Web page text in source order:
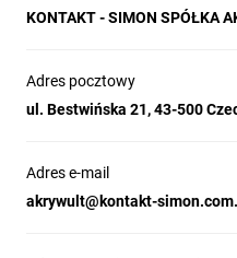
KONTAKT - SIMON SPÓŁKA
Adres pocztowy
ul. Bestwińska 21, 43-500
Adres e-mail
akrywult@kontakt-